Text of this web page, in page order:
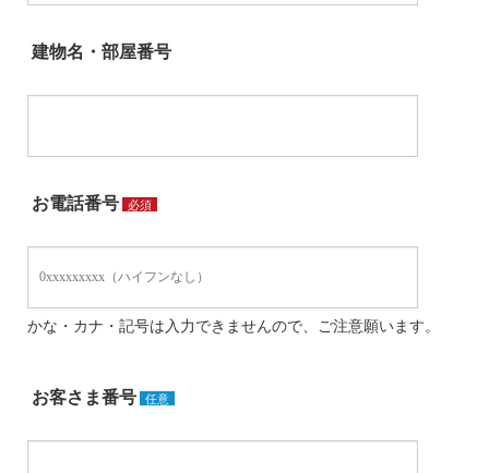
建物名・部屋番号
お電話番号 必須
かな・カナ・記号は入力できませんので、ご注意願います。
お客さま番号 任意